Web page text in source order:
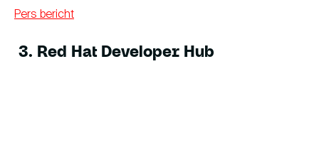
Pers bericht
3. Red Hat Developer Hub